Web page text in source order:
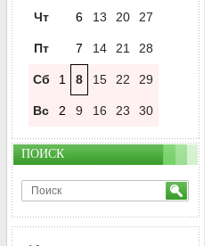
Чт 6 13 20 27
Пт 7 14 21 28
Сб 1 8 15 22 29
Вс 2 9 16 23 30
ПОИСК